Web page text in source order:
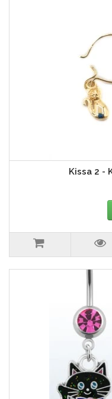
Kissa 2 -